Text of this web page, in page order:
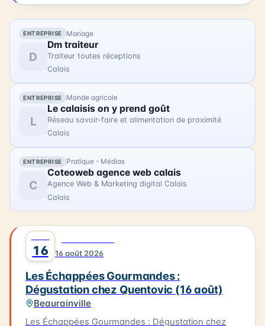
Calvaire des marins. Elle est suivie d'un office
religieux à partir de 11h et à 14h, d'un dépôt de
gerbe en mer. Accès libre.
ENTREPRISE Mariage
D
Dm traiteur
Traiteur toutes réceptions
Calais
ENTREPRISE Monde agricole
L
Le calaisis on y prend goût
Réseau savoir-faire et alimentation de proximité
Calais
ENTREPRISE Pratique - Médias
C
Coteoweb agence web calais
Agence Web & Marketing digital Calais
Calais
16 16 août 2026
Les Échappées Gourmandes :
Dégustation chez Quentovic (16 août)
Beaurainville
Les Échappées Gourmandes : Dégustation chez